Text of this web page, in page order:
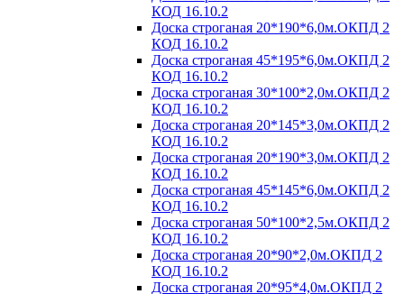
КОД 16.10.2
Доска строганая 20*190*6,0м.ОКПД 2
КОД 16.10.2
Доска строганая 45*195*6,0м.ОКПД 2
КОД 16.10.2
Доска строганая 30*100*2,0м.ОКПД 2
КОД 16.10.2
Доска строганая 20*145*3,0м.ОКПД 2
КОД 16.10.2
Доска строганая 20*190*3,0м.ОКПД 2
КОД 16.10.2
Доска строганая 45*145*6,0м.ОКПД 2
КОД 16.10.2
Доска строганая 50*100*2,5м.ОКПД 2
КОД 16.10.2
Доска строганая 20*90*2,0м.ОКПД 2
КОД 16.10.2
Доска строганая 20*95*4,0м.ОКПД 2